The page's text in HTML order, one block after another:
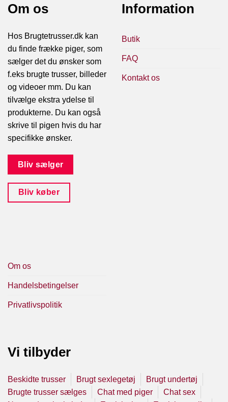
Om os
Hos Brugtetrusser.dk kan
du finde frække piger, som
sælger det du ønsker som
f.eks brugte trusser, billeder
og videoer mm. Du kan
tilvælge ekstra ydelse til
produkterne. Du kan også
skrive til pigen hvis du har
specifikke ønsker.
Bliv sælger
Bliv køber
Information
Butik
FAQ
Kontakt os
Om os
Handelsbetingelser
Privatlivspolitik
Vi tilbyder
Beskidte trusser Brugt sexlegetøj
Brugt undertøj
Brugte trusser sælges
Chat med piger
Chat sex